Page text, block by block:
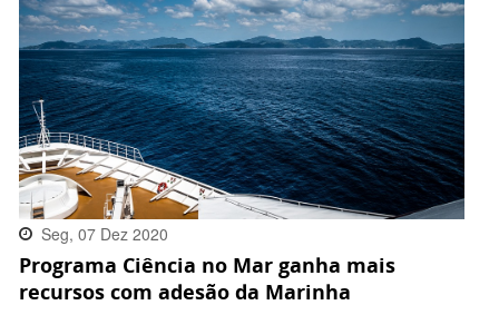
Seg, 07 Dez 2020
12:31:00 -0300
Programa Ciência no Mar ganha mais
recursos com adesão da Marinha